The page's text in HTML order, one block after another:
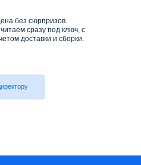
без сюрпризов.
сразу под ключ, с
доставки и сборки.